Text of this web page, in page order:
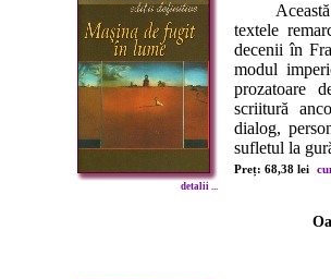
detalii ...
Această
textele
decenii în
modul
prozatoare
scriitură
dialog,
sufletul la
Preț: 68,38 lei